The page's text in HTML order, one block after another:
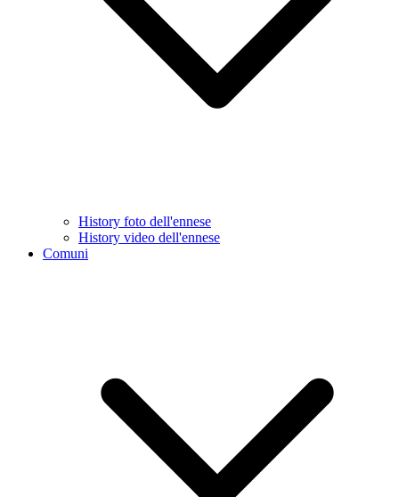
History foto dell'ennese
History video dell'ennese
Comuni